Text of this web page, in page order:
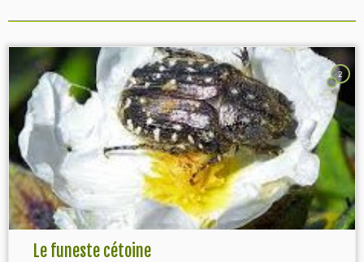
2
Le funeste cétoine